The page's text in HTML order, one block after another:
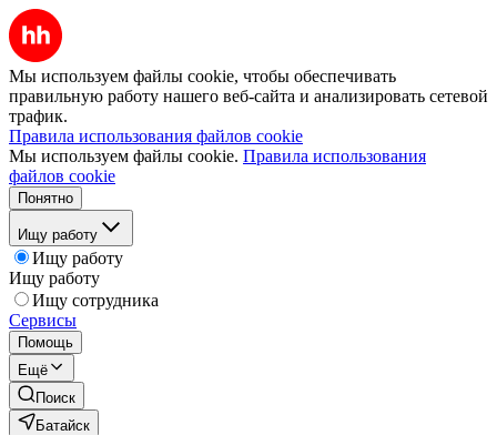
Мы используем файлы cookie, чтобы обеспечивать
правильную работу нашего веб-сайта и анализировать сетевой
трафик.
Правила использования файлов cookie
Мы используем файлы cookie. Правила использования
файлов cookie
Понятно
Ищу работу
Ищу работу
Ищу работу
Ищу сотрудника
Сервисы
Помощь
Ещё
Поиск
Батайск